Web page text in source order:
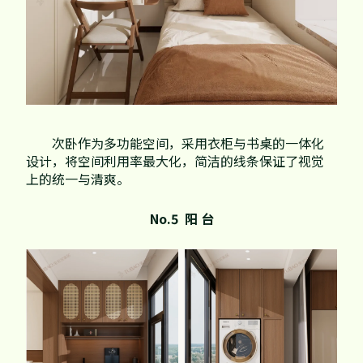
次卧作为多功能空间，采用衣柜与书桌的一体化
设计，将空间利用率最大化，简洁的线条保证了视觉
上的统一与清爽。
No.5 阳 台